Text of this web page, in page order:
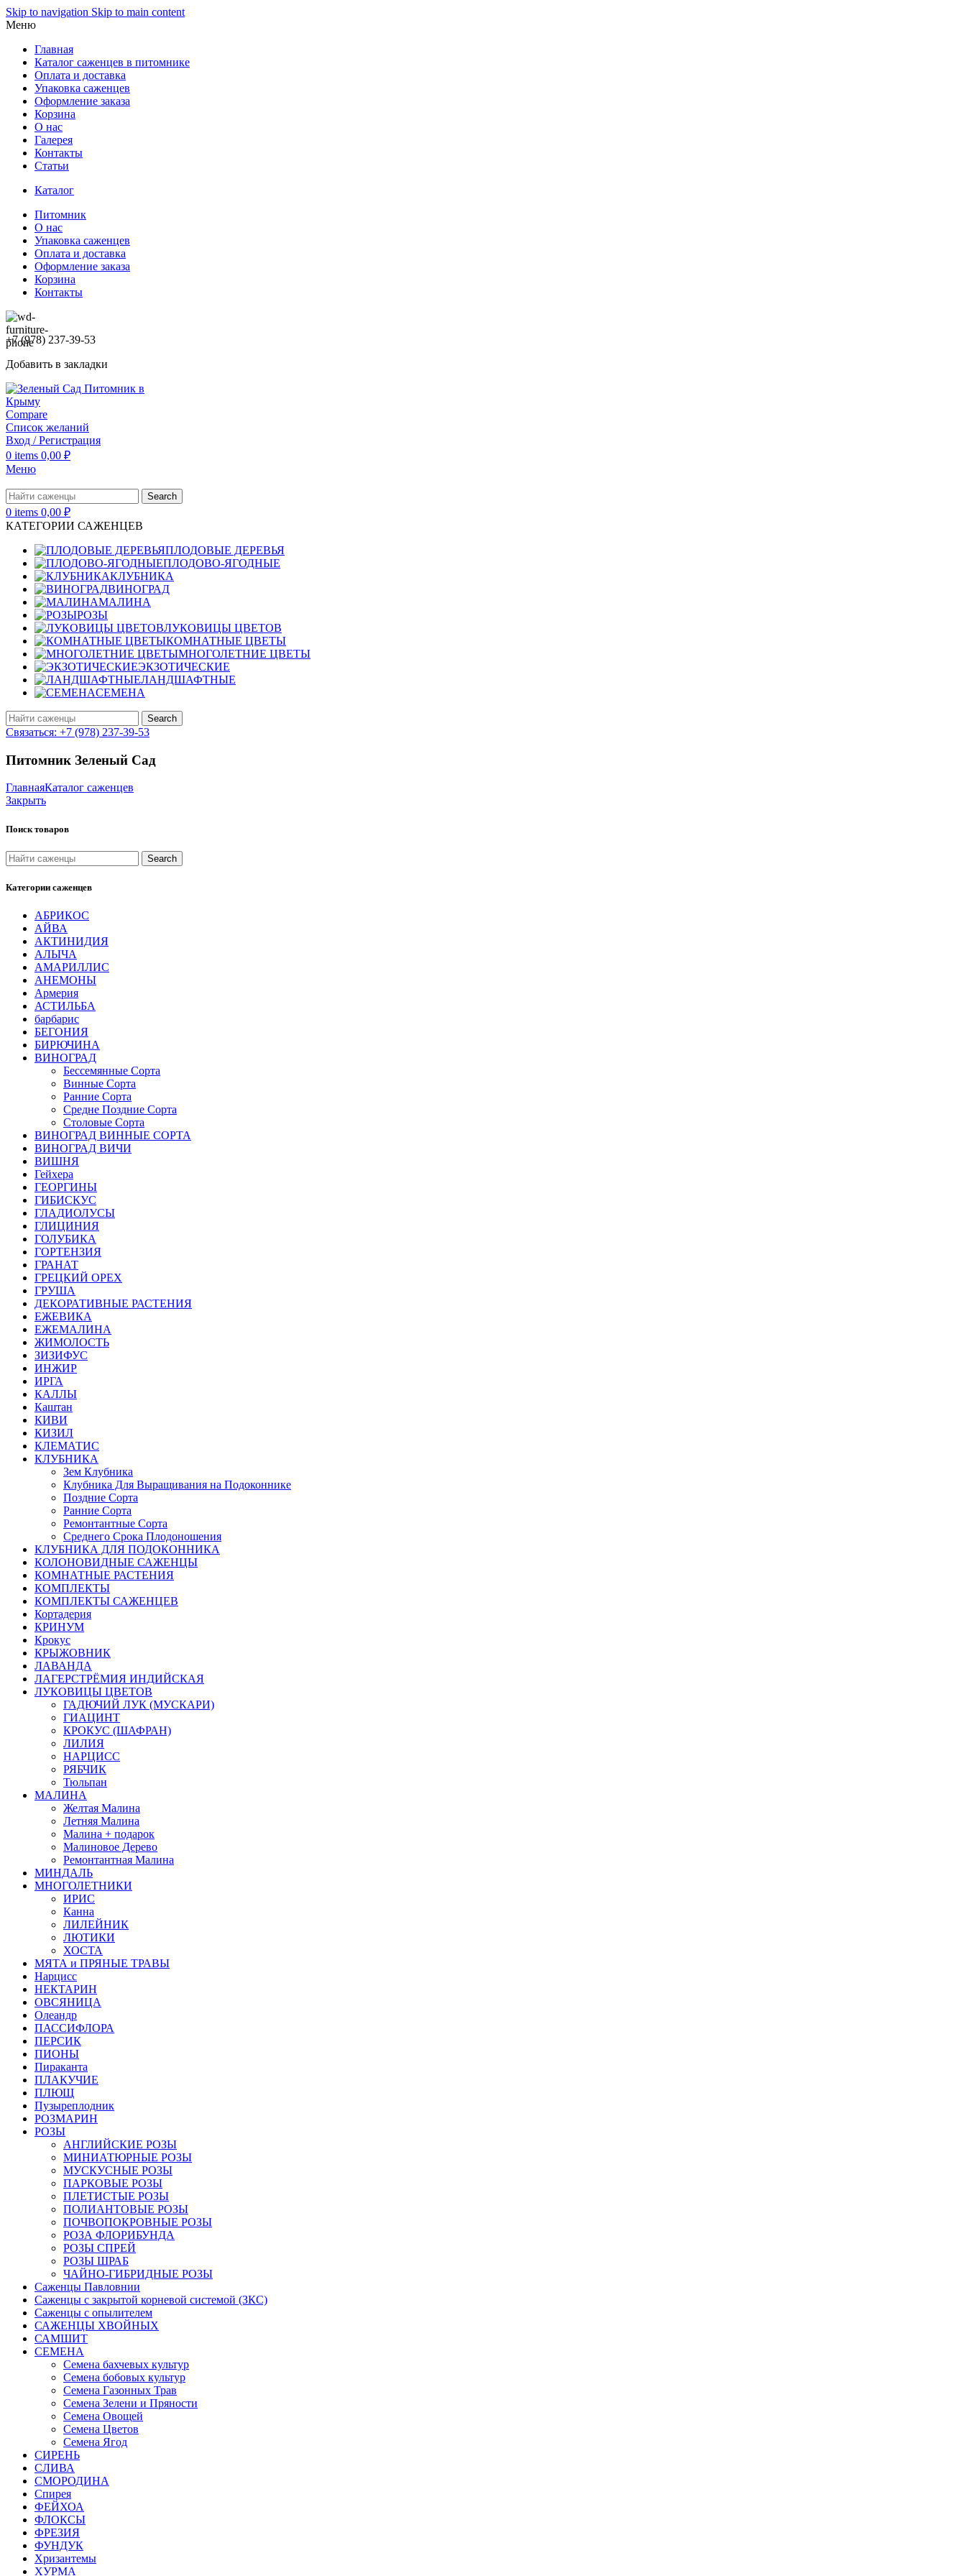
Skip to navigation Skip to main content
Меню
Главная
Каталог саженцев в питомнике
Оплата и доставка
Упаковка саженцев
Оформление заказа
Корзина
О нас
Галерея
Контакты
Статьи
Каталог
Питомник
О нас
Упаковка саженцев
Оплата и доставка
Оформление заказа
Корзина
Контакты
+7 (978) 237-39-53
Добавить в закладки
Compare
Список желаний
Вход / Регистрация
0 items 0,00 ₽
Меню
Search
0 items 0,00 ₽
КАТЕГОРИИ САЖЕНЦЕВ
ПЛОДОВЫЕ ДЕРЕВЬЯ
ПЛОДОВО-ЯГОДНЫЕ
КЛУБНИКА
ВИНОГРАД
МАЛИНА
РОЗЫ
ЛУКОВИЦЫ ЦВЕТОВ
КОМНАТНЫЕ ЦВЕТЫ
МНОГОЛЕТНИЕ ЦВЕТЫ
ЭКЗОТИЧЕСКИЕ
ЛАНДШАФТНЫЕ
СЕМЕНА
Search
Связаться: +7 (978) 237-39-53
Питомник Зеленый Сад
ГлавнаяКаталог саженцев
Закрыть
Поиск товаров
Search
Категории саженцев
АБРИКОС
АЙВА
АКТИНИДИЯ
АЛЫЧА
АМАРИЛЛИС
АНЕМОНЫ
Армерия
АСТИЛЬБА
барбарис
БЕГОНИЯ
БИРЮЧИНА
ВИНОГРАД
Бессемянные Сорта
Винные Сорта
Ранние Сорта
Средне Поздние Сорта
Столовые Сорта
ВИНОГРАД ВИННЫЕ СОРТА
ВИНОГРАД ВИЧИ
ВИШНЯ
Гейхера
ГЕОРГИНЫ
ГИБИСКУС
ГЛАДИОЛУСЫ
ГЛИЦИНИЯ
ГОЛУБИКА
ГОРТЕНЗИЯ
ГРАНАТ
ГРЕЦКИЙ ОРЕХ
ГРУША
ДЕКОРАТИВНЫЕ РАСТЕНИЯ
ЕЖЕВИКА
ЕЖЕМАЛИНА
ЖИМОЛОСТЬ
ЗИЗИФУС
ИНЖИР
ИРГА
КАЛЛЫ
Каштан
КИВИ
КИЗИЛ
КЛЕМАТИС
КЛУБНИКА
Зем Клубника
Клубника Для Выращивания на Подоконнике
Поздние Сорта
Ранние Сорта
Ремонтантные Сорта
Среднего Срока Плодоношения
КЛУБНИКА ДЛЯ ПОДОКОННИКА
КОЛОНОВИДНЫЕ САЖЕНЦЫ
КОМНАТНЫЕ РАСТЕНИЯ
КОМПЛЕКТЫ
КОМПЛЕКТЫ САЖЕНЦЕВ
Кортадерия
КРИНУМ
Крокус
КРЫЖОВНИК
ЛАВАНДА
ЛАГЕРСТРЁМИЯ ИНДИЙСКАЯ
ЛУКОВИЦЫ ЦВЕТОВ
ГАДЮЧИЙ ЛУК (МУСКАРИ)
ГИАЦИНТ
КРОКУС (ШАФРАН)
ЛИЛИЯ
НАРЦИСС
РЯБЧИК
Тюльпан
МАЛИНА
Желтая Малина
Летняя Малина
Малина + подарок
Малиновое Дерево
Ремонтантная Малина
МИНДАЛЬ
МНОГОЛЕТНИКИ
ИРИС
Канна
ЛИЛЕЙНИК
ЛЮТИКИ
ХОСТА
МЯТА и ПРЯНЫЕ ТРАВЫ
Нарцисс
НЕКТАРИН
ОВСЯНИЦА
Олеандр
ПАССИФЛОРА
ПЕРСИК
ПИОНЫ
Пираканта
ПЛАКУЧИЕ
ПЛЮЩ
Пузыреплодник
РОЗМАРИН
РОЗЫ
АНГЛИЙСКИЕ РОЗЫ
МИНИАТЮРНЫЕ РОЗЫ
МУСКУСНЫЕ РОЗЫ
ПАРКОВЫЕ РОЗЫ
ПЛЕТИСТЫЕ РОЗЫ
ПОЛИАНТОВЫЕ РОЗЫ
ПОЧВОПОКРОВНЫЕ РОЗЫ
РОЗА ФЛОРИБУНДА
РОЗЫ СПРЕЙ
РОЗЫ ШРАБ
ЧАЙНО-ГИБРИДНЫЕ РОЗЫ
Саженцы Павловнии
Саженцы с закрытой корневой системой (ЗКС)
Саженцы с опылителем
САЖЕНЦЫ ХВОЙНЫХ
САМШИТ
СЕМЕНА
Семена бахчевых культур
Семена бобовых культур
Семена Газонных Трав
Семена Зелени и Пряности
Семена Овощей
Семена Цветов
Семена Ягод
СИРЕНЬ
СЛИВА
СМОРОДИНА
Спирея
ФЕЙХОА
ФЛОКСЫ
ФРЕЗИЯ
ФУНДУК
Хризантемы
ХУРМА